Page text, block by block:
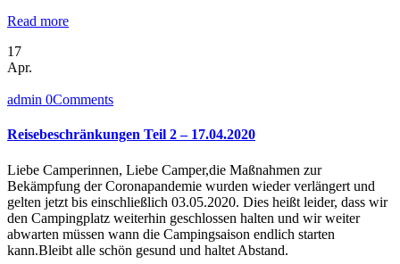
Read more
17
Apr.
admin 0Comments
Reisebeschränkungen Teil 2 – 17.04.2020
Liebe Camperinnen, Liebe Camper,die Maßnahmen zur
Bekämpfung der Coronapandemie wurden wieder verlängert und
gelten jetzt bis einschließlich 03.05.2020. Dies heißt leider, dass wir
den Campingplatz weiterhin geschlossen halten und wir weiter
abwarten müssen wann die Campingsaison endlich starten
kann.Bleibt alle schön gesund und haltet Abstand.